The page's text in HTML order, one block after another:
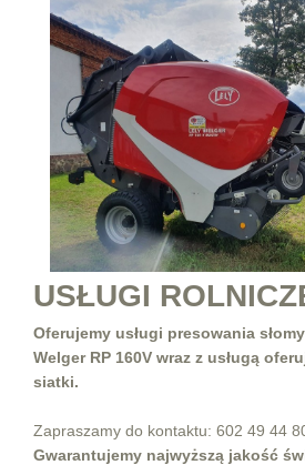
USŁUGI
Oferujemy usługi presowania
Welger RP 160V wraz z usługą
siatki.
Zapraszamy do kontaktu: 602 49 44
Gwarantujemy najwyższą jakość